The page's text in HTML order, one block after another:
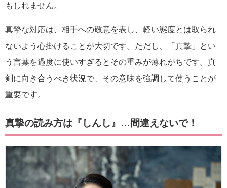
もしれません。
真摯な対応は、相手への敬意を表し、軽い態度とは取られ
ないよう心掛けることが大切です。ただし、「真摯」とい
う言葉を過度に使いすぎるとその重みが薄れがちです。真
剣に向き合うべき状況で、その意味を強調して使うことが
重要です。
真摯の読み方は『しんし』…間違えないで！